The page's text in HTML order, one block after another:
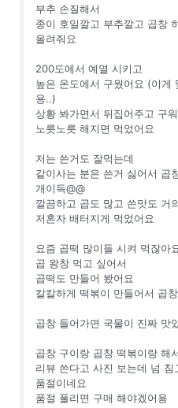
부추 손질해서
종이 호일깔고 부추깔고 곱창
올려줘요
200도에서 예열 시키고
높은 온도에서 구웠어요 (이게
용..)
상황 봐가면서 뒤집어주고 구
노릇노릇 해지면 먹었어요
저는 쓴거도 잘먹는데
같이사는 분은 쓴거 싫어서 곱
개이득@@
깔끔하고 곱도 많고 쓴맛도 거
저혼자 배터지게 먹었어요
요즘 곱떡 많이들 시켜 먹잖아
곱 왕창 먹고 싶어서
곱떡도 만들어 봤어요
칼칼하게 떡볶이 만들어서 곱
곱창 들어가면 국물이 진짜 맛
곱창 구이랑 곱창 떡볶이랑 해
리뷰 쓴다고 사진 보는데 넘 침
품절이네요
품절 풀리면 구매 해야겠어용